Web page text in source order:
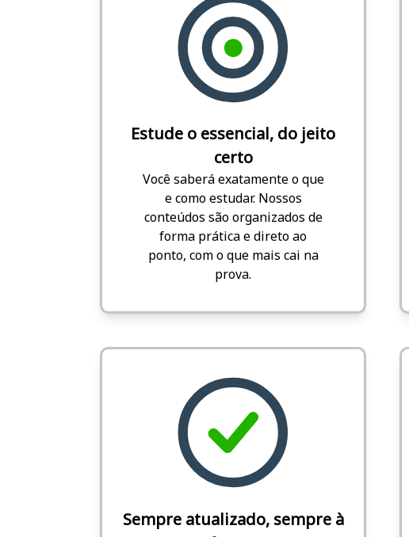
Estude o essencial, do jeito
certo
Você saberá exatamente o que
e como estudar. Nossos
conteúdos são organizados de
forma prática e direto ao
ponto, com o que mais cai na
prova.
Sempre atualizado, sempre à